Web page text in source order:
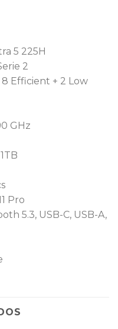
5 225H
2
Efficient + 2 Low
GHz
Pro
5.3, USB-C, USB-A,